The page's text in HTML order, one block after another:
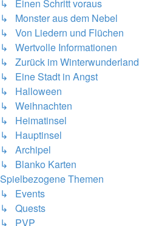
↳ Einen Schritt voraus
↳ Monster aus dem Nebel
↳ Von Liedern und Flüchen
↳ Wertvolle Informationen
↳ Zurück im Winterwunderland
↳ Eine Stadt in Angst
↳ Halloween
↳ Weihnachten
↳ Heimatinsel
↳ Hauptinsel
↳ Archipel
↳ Blanko Karten
Spielbezogene Themen
↳ Events
↳ Quests
↳ PVP